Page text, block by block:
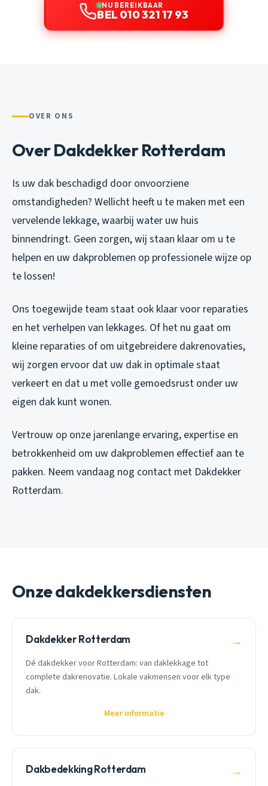
NU BEREIKBAAR
BEL 010 321 17 93
OVER ONS
Over Dakdekker Rotterdam
Is uw dak beschadigd door onvoorziene
omstandigheden? Wellicht heeft u te maken met een
vervelende lekkage, waarbij water uw huis
binnendringt. Geen zorgen, wij staan klaar om u te
helpen en uw dakproblemen op professionele wijze op
te lossen!
Ons toegewijde team staat ook klaar voor reparaties
en het verhelpen van lekkages. Of het nu gaat om
kleine reparaties of om uitgebreidere dakrenovaties,
wij zorgen ervoor dat uw dak in optimale staat
verkeert en dat u met volle gemoedsrust onder uw
eigen dak kunt wonen.
Vertrouw op onze jarenlange ervaring, expertise en
betrokkenheid om uw dakproblemen effectief aan te
pakken. Neem vandaag nog contact met Dakdekker
Rotterdam.
Onze dakdekkersdiensten
Dakdekker Rotterdam →
Dé dakdekker voor Rotterdam: van daklekkage tot
complete dakrenovatie. Lokale vakmensen voor elk type
dak.
Meer informatie
Dakbedekking Rotterdam →